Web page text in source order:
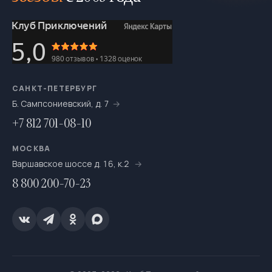
На катамаранах
На каяках по Санкт-Петербургу
На морских каяках
На пакрафтах
На сапсёрфах
САНКТ-ПЕТЕРБУРГ
Б. Сампсониевский, д. 7
+7 812 701-08-10
МОСКВА
Варшавское шоссе д. 16, к.2
8 800 200-70-23